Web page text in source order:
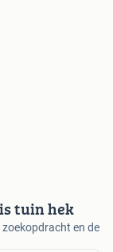
tuin hek
en de